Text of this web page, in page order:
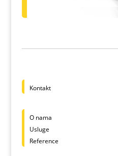
Kontakt
O nama
Usluge
Reference